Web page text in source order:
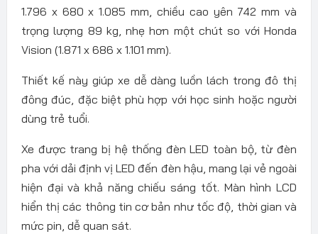
1.796 x 680 x 1.085 mm, chiều cao yên 742 mm và
trọng lượng 89 kg, nhẹ hơn một chút so với Honda
Vision (1.871 x 686 x 1.101 mm).
Thiết kế này giúp xe dễ dàng luồn lách trong đô thị
đông đúc, đặc biệt phù hợp với học sinh hoặc người
dùng trẻ tuổi.
Xe được trang bị hệ thống đèn LED toàn bộ, từ đèn
pha với dải định vị LED đến đèn hậu, mang lại vẻ ngoài
hiện đại và khả năng chiếu sáng tốt. Màn hình LCD
hiển thị các thông tin cơ bản như tốc độ, thời gian và
mức pin, dễ quan sát.